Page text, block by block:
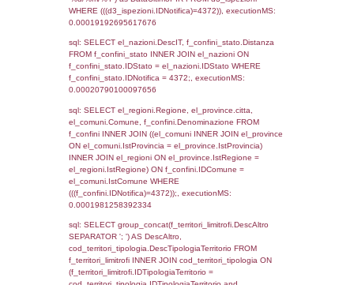
n.IDNotifica = 4372;, executionMS:
0.00037908554077148
sql: SELECT a1_stabilimento.*,
ComuneST, el_province.citta as
el_regioni.Regione as RegioneST,
as ComuneSL, el_province_1.citta as
el_regioni_1.Regione as RegioneSL FROM
(((((a1_stabilimento LEFT JOIN el_comuni
a1_stabilimento.ComuneStab =
LEFT JOIN el_province ON
= el_province.IstProvincia) LEFT JOIN
a1_stabilimento.RegioneStab =
LEFT JOIN el_comuni AS el_comuni_1 ON
a1_stabilimento.IstComuneSL =
LEFT JOIN el_province AS el_province_1